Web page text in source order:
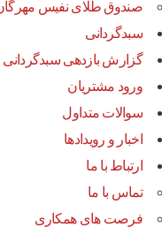
صندوق طلای نفیس
سبدگردانی
گزارش بازدهی سبدگردانی
ورود مشتریان
سوالات متداول
اخبار و رویدادها
ارتباط با ما
تماس با ما
فرصت های همکاری